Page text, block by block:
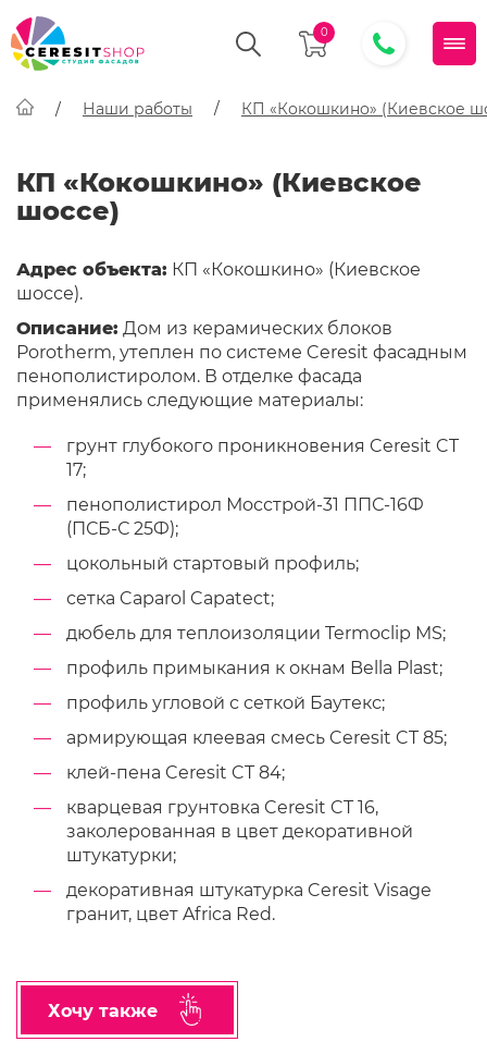
0
Наши работы КП «Кокошкино» (Киевское
КП «Кокошкино» (Киевское
шоссе)
Адрес объекта: КП «Кокошкино» (Киевское
шоссе).
Описание: Дом из керамических блоков
Porotherm, утеплен по системе Ceresit фасадным
пенополистиролом. В отделке фасада
применялись следующие материалы:
грунт глубокого проникновения Ceresit CT
17;
пенополистирол Мосстрой-31 ППС-16Ф
(ПСБ-С 25Ф);
цокольный стартовый профиль;
сетка Caparol Capatect;
дюбель для теплоизоляции Termoclip MS;
профиль примыкания к окнам Bella Plast;
профиль угловой с сеткой Баутекс;
армирующая клеевая смесь Ceresit CT 85;
клей-пена Ceresit CT 84;
кварцевая грунтовка Ceresit CT 16,
заколерованная в цвет декоративной
штукатурки;
декоративная штукатурка Ceresit Visage
гранит, цвет Africa Red.
Хочу также